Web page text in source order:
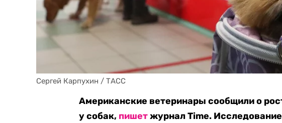
Сергей Карпухин / ТАСС
Американские ветеринары сообщили о
у собак, пишетжурнал Time.